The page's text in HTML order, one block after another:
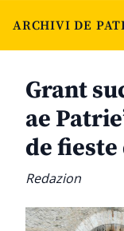
ARCHIVI DE
Grant
ae
de
Redazion